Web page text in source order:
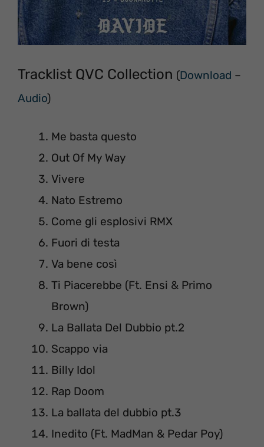
Tracklist QVC Collection (Download –
Audio)
Me basta questo
Out Of My Way
Vivere
Nato Estremo
Come gli esplosivi RMX
Fuori di testa
Va bene così
Ti Piacerebbe (Ft. Ensi & Primo
Brown)
La Ballata Del Dubbio pt.2
Scappo via
Billy Idol
Rap Doom
La ballata del dubbio pt.3
Inedito (Ft. MadMan & Pedar Poy)